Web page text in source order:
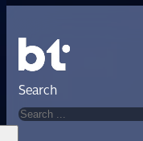
Search